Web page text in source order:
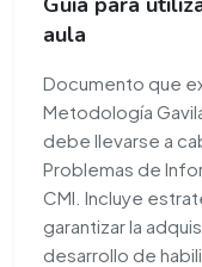
aula
Documento que
Metodología
debe llevarse a
Problemas de
CMI. Incluye
garantizar la
desarrollo de